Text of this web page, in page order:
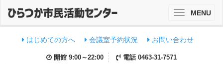
はじめての方へ 会議室予約状況 お問い合わせ
開館 9:00～22:00 電話 0463-31-7571
ToggleMENU